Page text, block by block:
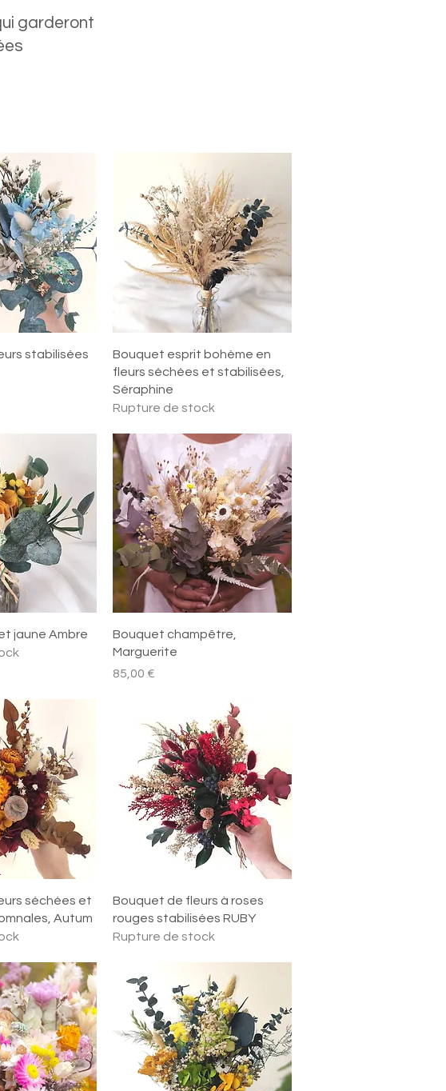
garderont
rapide
stabilisées
Aperçu rapide
Bouquet esprit bohème en
fleurs séchées et stabilisées,
Séraphine
Rupture de stock
rapide
jaune Ambre
Aperçu rapide
Bouquet champêtre,
Marguerite
Prix
85,00 €
rapideséchées et
Autum
Aperçu rapide
Bouquet de fleurs à roses
rouges stabilisées RUBY
Rupture de stock